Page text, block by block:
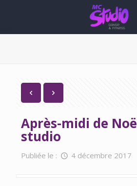
Après-midi de
studio
Publiée le : 4 décembre 2017